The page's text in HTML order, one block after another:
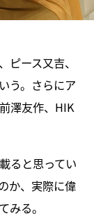
ース又吉、
う。さらにア
澤友作、HIK
ると思ってい
か、実際に偉
みる。